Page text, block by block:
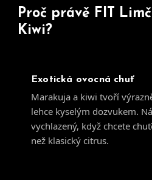
Proč právě FIT
Kiwi?
Exotická ovocná chuť
Marakuja a kiwi tvoří
lehce kyselým dozvukem.
vychlazený, když chcete
než klasický citrus.